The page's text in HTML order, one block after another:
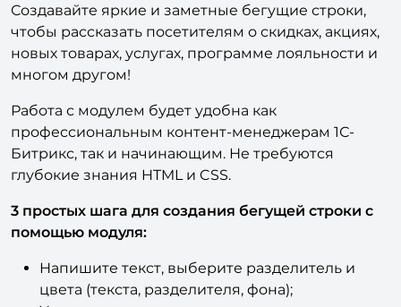
сайта
Создавайте яркие и заметные бегущие строки,
чтобы рассказать посетителям о скидках, акциях,
новых товарах, услугах, программе лояльности и
многом другом!
Работа с модулем будет удобна как
профессиональным контент-менеджерам 1С-
Битрикс, так и начинающим. Не требуются
глубокие знания HTML и CSS.
3 простых шага для создания бегущей строки с
помощью модуля:
Напишите текст, выберите разделитель и